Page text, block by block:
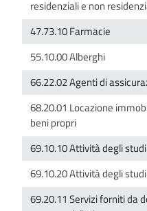
68.20.01 Locazione
69.20.11 Servizi forniti da